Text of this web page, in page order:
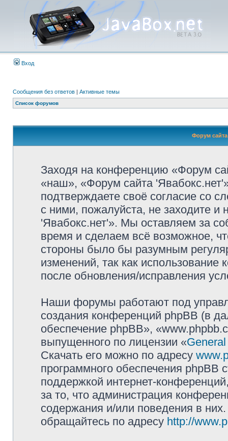
Вход
Сообщения без ответов | Активные темы
Список форумов
Форум
Заходя на конференцию «Форум
«наш», «Форум сайта
подтверждаете своё согласие со
с ними, пожалуйста, не заходите
'Явабокс.нет'». Мы оставляем за
время и сделаем всё возможное,
стороны было бы разумным
изменений, так как
после обновления/исправления
Наши форумы работают под
создания конференций phpBB (в
обеспечение phpBB»,
выпущенного по лицензии «
Скачать его можно по адресу
программного обеспечения phpBB
поддержкой интернет-
за то, что администрация
содержания и/или поведения в
обращайтесь по адресу http://